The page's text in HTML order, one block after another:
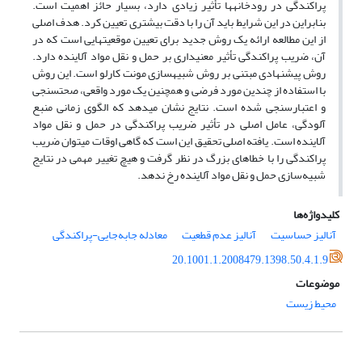
پراکندگی در رودخانه­ها تأثیر زیادی دارد، بسیار حائز اهمیت است.
بنابراین در این شرایط باید آن را با دقت بیش­تری تعیین کرد. هدف اصلی
از این مطالعه ارائه یک روش جدید برای تعیین موقعیت­هایی است که در
آن، ضریب پراکندگی تأثیر معنی­داری بر حمل و نقل مواد آلاینده دارد.
روش پیشنهادی مبتنی بر روش شبیه­سازی مونت کارلو است. این روش
با استفاده از چندین مورد فرضی و همچنین یک مورد واقعی، صحت­سنجی
و اعتبارسنجی شده است. نتایج نشان می­دهد که الگوی زمانی منبع
آلودگی، عامل اصلی در تأثیر ضریب پراکندگی در حمل و نقل مواد
آلاینده است. یافته اصلی تحقیق این است که گاهی اوقات می­توان ضریب
پراکندگی را با خطاهای بزرگ در نظر گرفت و هیچ تغییر مهمی در نتایج
شبیه‌سازی حمل و نقل مواد آلاینده رخ ندهد.
کلیدواژه‌ها
آنالیز حساسیت
آنالیز عدم قطعیت
معادله جابه‌جایی-پراکندگی
20.1001.1.2008479.1398.50.4.1.9
موضوعات
محیط زیست